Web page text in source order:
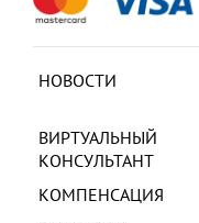
НОВОСТИ
ВИРТУАЛЬНЫЙ
КОНСУЛЬТАНТ
КОМПЕНСАЦИЯ